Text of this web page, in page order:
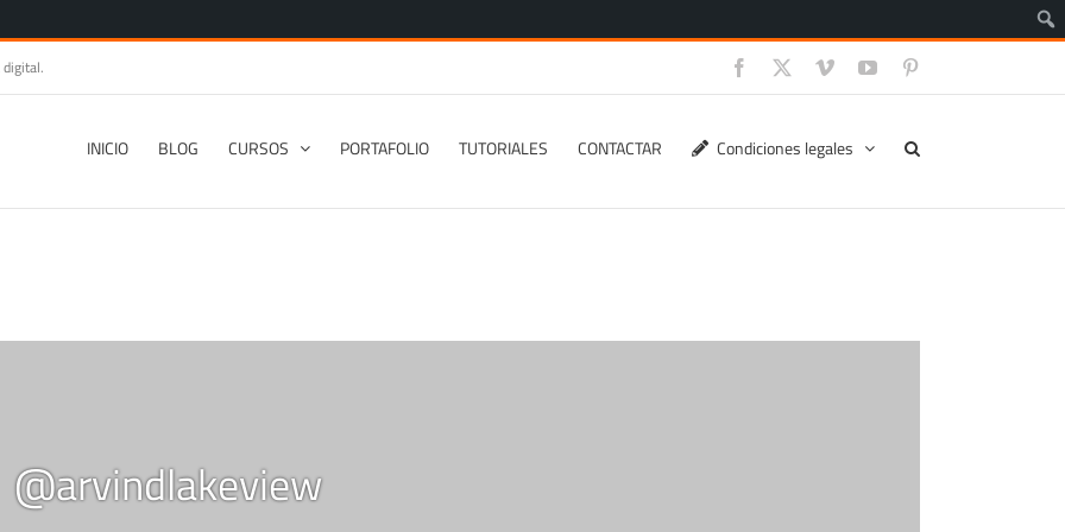
digital. Facebook VimeoYouTube
INICIO BLOG CURSOS PORTAFOLIO TUTORIALES CONTACTAR Condiciones legales
@arvindlakeview